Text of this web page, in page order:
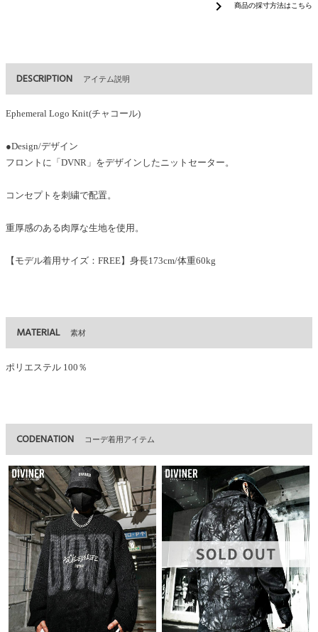
chevron_right 商品の採寸方法はこちら
DESCRIPTION アイテム説明
Ephemeral Logo Knit(チャコール)
●Design/デザイン
フロントに「DVNR」をデザインしたニットセーター。
コンセプトを刺繍で配置。
重厚感のある肉厚な生地を使用。
【モデル着用サイズ：FREE】身長173cm/体重60kg
MATERIAL 素材
ポリエステル 100％
CODENATION コーデ着用アイテム